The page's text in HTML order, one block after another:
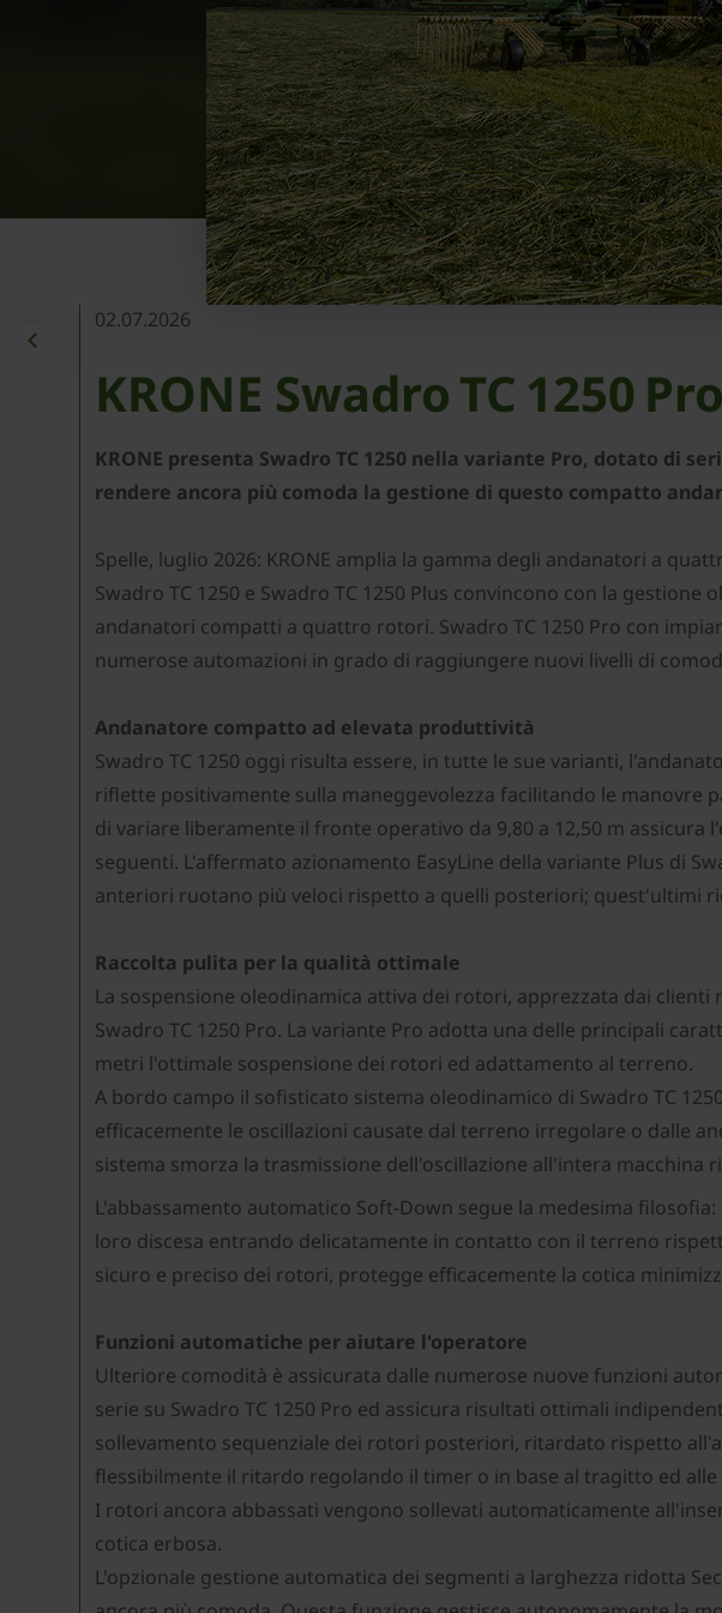
02.07.2026
KRONE Swadro TC 1250
KRONE presenta Swadro TC 1250 nella variante Pro, dotato di
rendere ancora più comoda la gestione di questo compatto
Spelle, luglio 2026: KRONE amplia la gamma degli andanatori a
Swadro TC 1250 e Swadro TC 1250 Plus convincono con la
andanatori compatti a quattro rotori. Swadro TC 1250 Pro con
numerose automazioni in grado di raggiungere nuovi livelli di
Andanatore compatto ad elevata produttività
Swadro TC 1250 oggi risulta essere, in tutte le sue varianti,
riflette positivamente sulla maneggevolezza facilitando le
di variare liberamente il fronte operativo da 9,80 a 12,50 m
seguenti. L'affermato azionamento EasyLine della variante Plus di
anteriori ruotano più veloci rispetto a quelli posteriori; quest'ultimi
Raccolta pulita per la qualità ottimale
La sospensione oleodinamica attiva dei rotori, apprezzata dai clienti
Swadro TC 1250 Pro. La variante Pro adotta una delle principali
metri l'ottimale sospensione dei rotori ed adattamento al terreno.
A bordo campo il sofisticato sistema oleodinamico di Swadro TC
efficacemente le oscillazioni causate dal terreno irregolare o dalle
sistema smorza la trasmissione dell'oscillazione all'intera macchina
L'abbassamento automatico Soft-Down segue la medesima
loro discesa entrando delicatamente in contatto con il terreno
sicuro e preciso dei rotori, protegge efficacemente la cotica
Funzioni automatiche per aiutare l'operatore
Ulteriore comodità è assicurata dalle numerose nuove funzioni
serie su Swadro TC 1250 Pro ed assicura risultati ottimali
sollevamento sequenziale dei rotori posteriori, ritardato rispetto
flessibilmente il ritardo regolando il timer o in base al tragitto ed
I rotori ancora abbassati vengono sollevati automaticamente
cotica erbosa.
L'opzionale gestione automatica dei segmenti a larghezza ridotta